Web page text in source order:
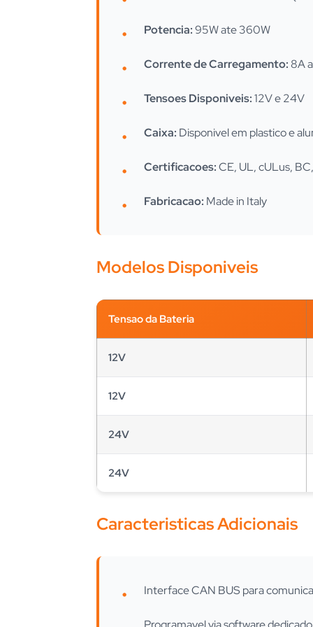
Potencia:95W ate 360W
Corrente de Carregamento: 8A
Tensoes Disponiveis:12V e 24V
Caixa: Disponivel em plastico e
Certificacoes:CE, UL, cULus,
Fabricacao: Made in Italy
Modelos Disponiveis
Tensao da Bateria
12V
12V
24V
24V
Caracteristicas Adicionais
Interface CAN BUS para